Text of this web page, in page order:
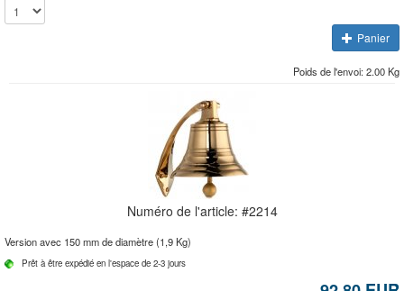
Panier
Poids de l'envoi: 2.00 Kg
Numéro de l'article: #2214
Version avec 150 mm de diamètre (1,9 Kg)
Prêt à être expédié en l'espace de 2-3 jours